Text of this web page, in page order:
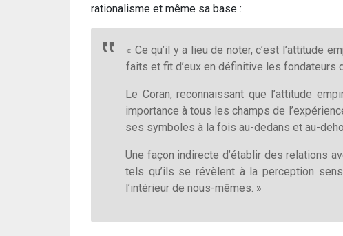
rationalisme et même sa base :
« Ce qu’il y a lieu de noter, c’est l’attitude
faits et fit d’eux en définitive les fondateurs
Le Coran, reconnaissant que l’attitude
importance à tous les champs de
ses symboles à la fois au-dedans et au-
Une façon indirecte d’établir des relations
tels qu’ils se révèlent à la perception
l’intérieur de nous-mêmes. »